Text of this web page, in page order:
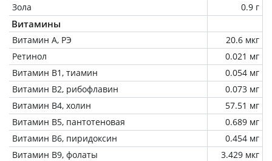
Зола
0.9 г
Витамины
Витамин А, РЭ
20.6 мкг
Ретинол
0.021 мг
Витамин В1, тиамин
0.054 мг
Витамин В2, рибофлавин
0.073 мг
Витамин В4, холин
57.51 мг
Витамин В5, пантотеновая
0.689 мг
Витамин В6, пиридоксин
0.454 мг
Витамин В9, фолаты
3.429 мкг